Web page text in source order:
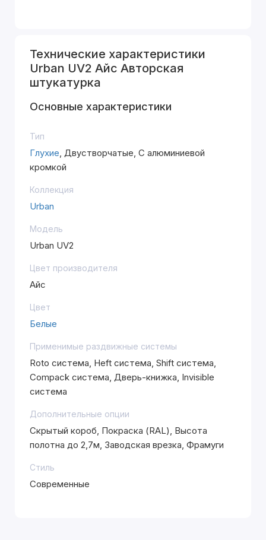
Технические характеристики
Urban UV2 Айс Авторская
штукатурка
Основные характеристики
Тип
Глухие, Двустворчатые, С алюминиевой
кромкой
Коллекция
Urban
Модель
Urban UV2
Цвет производителя
Айс
Цвет
Белые
Применимые раздвижные системы
Roto система, Heft система, Shift система,
Compack система, Дверь-книжка, Invisible
система
Дополнительные опции
Скрытый короб, Покраска (RAL), Высота
полотна до 2,7м, Заводская врезка, Фрамуги
Стиль
Современные